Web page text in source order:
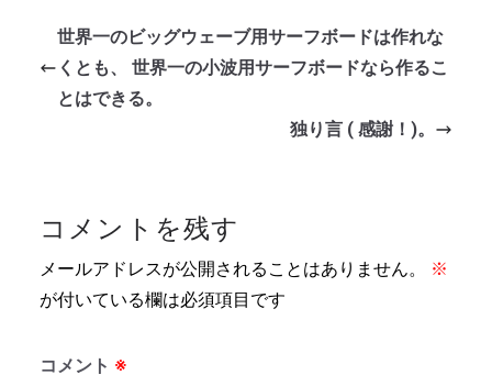
世界一のビッグウェーブ用サーフボードは作れな
くとも、 世界一の小波用サーフボードなら作るこ
とはできる。
独り言 ( 感謝！)。
コメントを残す
メールアドレスが公開されることはありません。
※
が付いている欄は必須項目です
コメント ※